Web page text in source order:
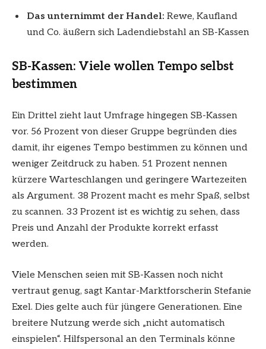
Das unternimmt der Handel: Rewe, Kaufland
und Co. äußern sich Ladendiebstahl an SB-Kassen
SB-Kassen: Viele wollen Tempo selbst
bestimmen
Ein Drittel zieht laut Umfrage hingegen SB-Kassen
vor. 56 Prozent von dieser Gruppe begründen dies
damit, ihr eigenes Tempo bestimmen zu können und
weniger Zeitdruck zu haben. 51 Prozent nennen
kürzere Warteschlangen und geringere Wartezeiten
als Argument. 38 Prozent macht es mehr Spaß, selbst
zu scannen. 33 Prozent ist es wichtig zu sehen, dass
Preis und Anzahl der Produkte korrekt erfasst
werden.
Viele Menschen seien mit SB-Kassen noch nicht
vertraut genug, sagt Kantar-Marktforscherin Stefanie
Exel. Dies gelte auch für jüngere Generationen. Eine
breitere Nutzung werde sich „nicht automatisch
einspielen“. Hilfspersonal an den Terminals könne